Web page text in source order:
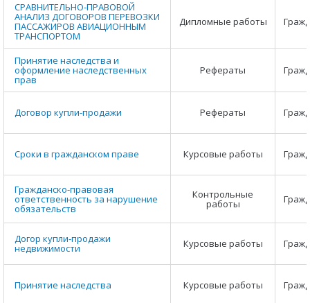
СРАВНИТЕЛЬНО-ПРАВОВОЙ
АНАЛИЗ ДОГОВОРОВ ПЕРЕВОЗКИ
ПАССАЖИРОВ АВИАЦИОННЫМ
ТРАНСПОРТОМ
Дипломные работы
Принятие наследства и
оформление наследственных
прав
Рефераты
Договор купли-продажи Рефераты
Сроки в гражданском праве Курсовые работы
Гражданско-правовая
ответственность за нарушение
обязательств
Контрольные
работы
Догор купли-продажи
недвижимости Курсовые работы
Принятие наследства Курсовые работы